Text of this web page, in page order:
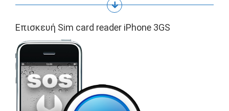
Επισκευή Sim card reader iPhone 3GS